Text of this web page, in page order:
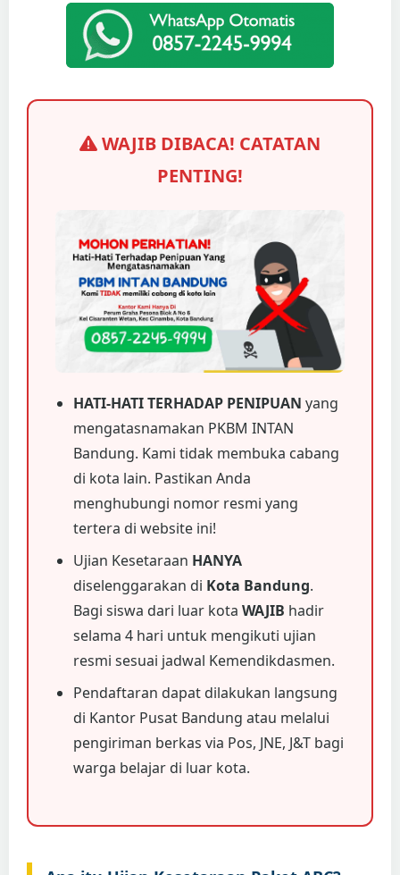
WAJIB DIBACA! CATATAN
PENTING!
HATI-HATI TERHADAP PENIPUAN yang
mengatasnamakan PKBM INTAN
Bandung. Kami tidak membuka cabang
di kota lain. Pastikan Anda
menghubungi nomor resmi yang
tertera di website ini!
Ujian Kesetaraan HANYA
diselenggarakan di Kota Bandung.
Bagi siswa dari luar kota WAJIB hadir
selama 4 hari untuk mengikuti ujian
resmi sesuai jadwal Kemendikdasmen.
Pendaftaran dapat dilakukan langsung
di Kantor Pusat Bandung atau melalui
pengiriman berkas via Pos, JNE, J&T bagi
warga belajar di luar kota.